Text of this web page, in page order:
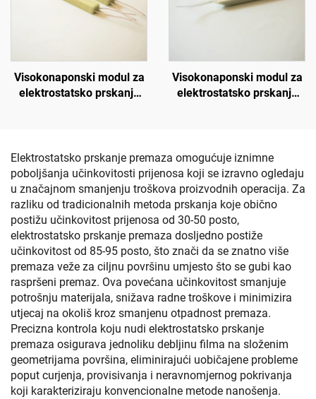
Visokonaponski modul za
elektrostatsko prskanje
Visokonaponski modul za
elektrostatsko prskanje
Elektrostatsko prskanje premaza omogućuje iznimne
poboljšanja učinkovitosti prijenosa koji se izravno ogledaju
u značajnom smanjenju troškova proizvodnih operacija. Za
razliku od tradicionalnih metoda prskanja koje obično
postižu učinkovitost prijenosa od 30-50 posto,
elektrostatsko prskanje premaza dosljedno postiže
učinkovitost od 85-95 posto, što znači da se znatno više
premaza veže za ciljnu površinu umjesto što se gubi kao
raspršeni premaz. Ova povećana učinkovitost smanjuje
potrošnju materijala, snižava radne troškove i minimizira
utjecaj na okoliš kroz smanjenu otpadnost premaza.
Precizna kontrola koju nudi elektrostatsko prskanje
premaza osigurava jednoliku debljinu filma na složenim
geometrijama površina, eliminirajući uobičajene probleme
poput curjenja, provisivanja i neravnomjernog pokrivanja
koji karakteriziraju konvencionalne metode nanošenja.